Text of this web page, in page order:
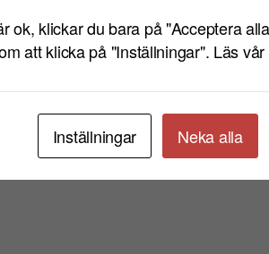
har
Se även
LÄS MER FRI
ok, klickar du bara på "Acceptera
att klicka på "Inställningar". Läs
Inställningar Neka alla